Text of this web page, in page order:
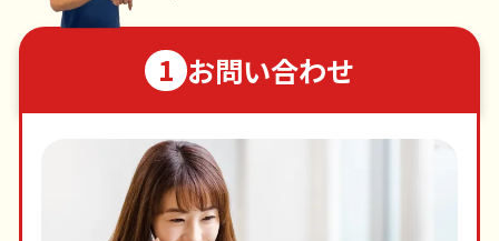
1 お問い合わせ